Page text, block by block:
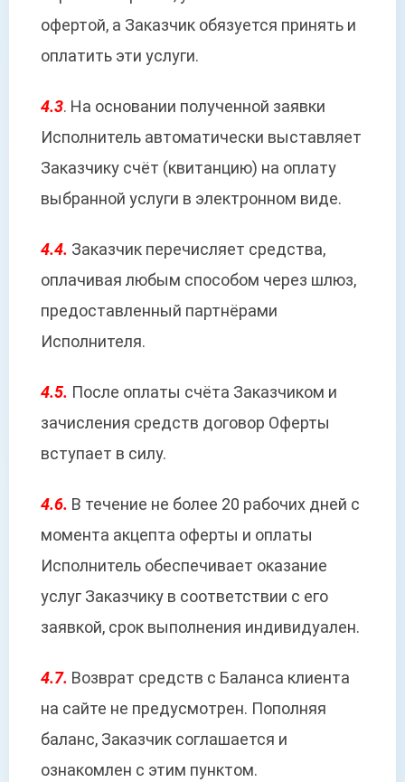
офертой, а Заказчик обязуется принять и
оплатить эти услуги.
4.3. На основании полученной заявки
Исполнитель автоматически выставляет
Заказчику счёт (квитанцию) на оплату
выбранной услуги в электронном виде.
4.4. Заказчик перечисляет средства,
оплачивая любым способом через шлюз,
предоставленный партнёрами
Исполнителя.
4.5. После оплаты счёта Заказчиком и
зачисления средств договор Оферты
вступает в силу.
4.6. В течение не более 20 рабочих дней с
момента акцепта оферты и оплаты
Исполнитель обеспечивает оказание
услуг Заказчику в соответствии с его
заявкой, срок выполнения индивидуален.
4.7. Возврат средств с Баланса клиента
на сайте не предусмотрен. Пополняя
баланс, Заказчик соглашается и
ознакомлен с этим пунктом.